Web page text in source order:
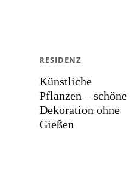
Künstliche
Pflanzen – schöne
Dekoration ohne
Gießen
RESIDENZ